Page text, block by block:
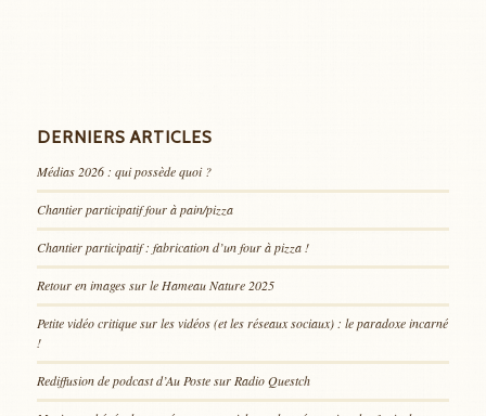
DERNIERS ARTICLES
Médias 2026 : qui possède quoi ?
Chantier participatif four à pain/pizza
Chantier participatif : fabrication d’un four à pizza !
Retour en images sur le Hameau Nature 2025
Petite vidéo critique sur les vidéos (et les réseaux sociaux) : le paradoxe incarné
!
Rediffusion de podcast d’Au Poste sur Radio Questch